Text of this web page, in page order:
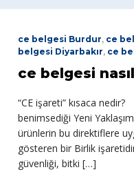
ce belgesi Burdur, ce
belgesi Diyarbakır, ce
ce belgesi nasıl
“CE işareti” kısaca
benimsediği Yeni
ürünlerin bu direktiflere
gösteren bir Birlik
güvenliği, bitki […]